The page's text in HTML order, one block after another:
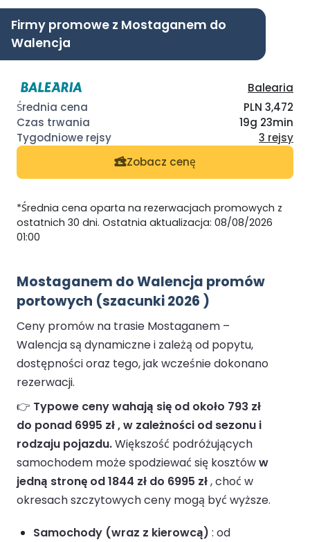
Firmy promowe z Mostaganem do
Walencja
Balearia
PLN 3,472
19g 23min
3 rejsy
Zobacz cenę
*Średnia cena oparta na rezerwacjach promowych z
ostatnich 30 dni. Ostatnia aktualizacja: 08/08/2026
01:00
Mostaganem do Walencja promów
portowych (szacunki 2026 )
Ceny promów na trasie Mostaganem –
Walencja są dynamiczne i zależą od popytu,
dostępności oraz tego, jak wcześnie dokonano
rezerwacji.
👉 Typowe ceny wahają się od około 793 zł
do ponad 6995 zł , w zależności od sezonu i
rodzaju pojazdu.Większość podróżujących
samochodem może spodziewać się kosztóww
jedną stronę od 1844 zł do 6995 zł, choć w
okresach szczytowych ceny mogą być wyższe.
Samochody (wraz z kierowcą) : od